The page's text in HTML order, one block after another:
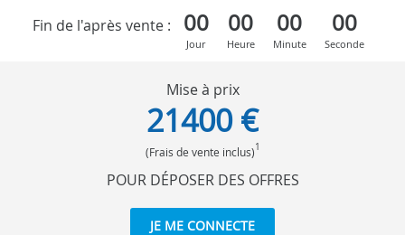
Fin de l'après vente :
00
Jour
00
Heure
00
Minute
00
Seconde
Mise à prix
21400 €
(Frais de vente inclus)1
POUR DÉPOSER DES OFFRES
JE ME CONNECTE